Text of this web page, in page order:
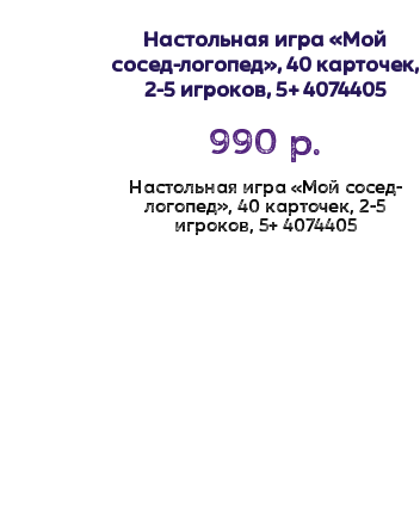
Настольная игра «Мой
сосед-логопед», 40 карточек,
2-5 игроков, 5+ 4074405
990 р.
Настольная игра «Мой сосед-
логопед», 40 карточек, 2-5
игроков, 5+ 4074405